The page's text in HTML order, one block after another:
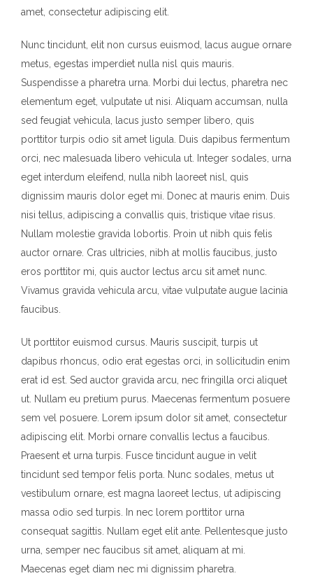
amet, consectetur adipiscing elit.
Nunc tincidunt, elit non cursus euismod, lacus augue ornare
metus, egestas imperdiet nulla nisl quis mauris.
Suspendisse a pharetra urna. Morbi dui lectus, pharetra nec
elementum eget, vulputate ut nisi. Aliquam accumsan, nulla
sed feugiat vehicula, lacus justo semper libero, quis
porttitor turpis odio sit amet ligula. Duis dapibus fermentum
orci, nec malesuada libero vehicula ut. Integer sodales, urna
eget interdum eleifend, nulla nibh laoreet nisl, quis
dignissim mauris dolor eget mi. Donec at mauris enim. Duis
nisi tellus, adipiscing a convallis quis, tristique vitae risus.
Nullam molestie gravida lobortis. Proin ut nibh quis felis
auctor ornare. Cras ultricies, nibh at mollis faucibus, justo
eros porttitor mi, quis auctor lectus arcu sit amet nunc.
Vivamus gravida vehicula arcu, vitae vulputate augue lacinia
faucibus.
Ut porttitor euismod cursus. Mauris suscipit, turpis ut
dapibus rhoncus, odio erat egestas orci, in sollicitudin enim
erat id est. Sed auctor gravida arcu, nec fringilla orci aliquet
ut. Nullam eu pretium purus. Maecenas fermentum posuere
sem vel posuere. Lorem ipsum dolor sit amet, consectetur
adipiscing elit. Morbi ornare convallis lectus a faucibus.
Praesent et urna turpis. Fusce tincidunt augue in velit
tincidunt sed tempor felis porta. Nunc sodales, metus ut
vestibulum ornare, est magna laoreet lectus, ut adipiscing
massa odio sed turpis. In nec lorem porttitor urna
consequat sagittis. Nullam eget elit ante. Pellentesque justo
urna, semper nec faucibus sit amet, aliquam at mi.
Maecenas eget diam nec mi dignissim pharetra.